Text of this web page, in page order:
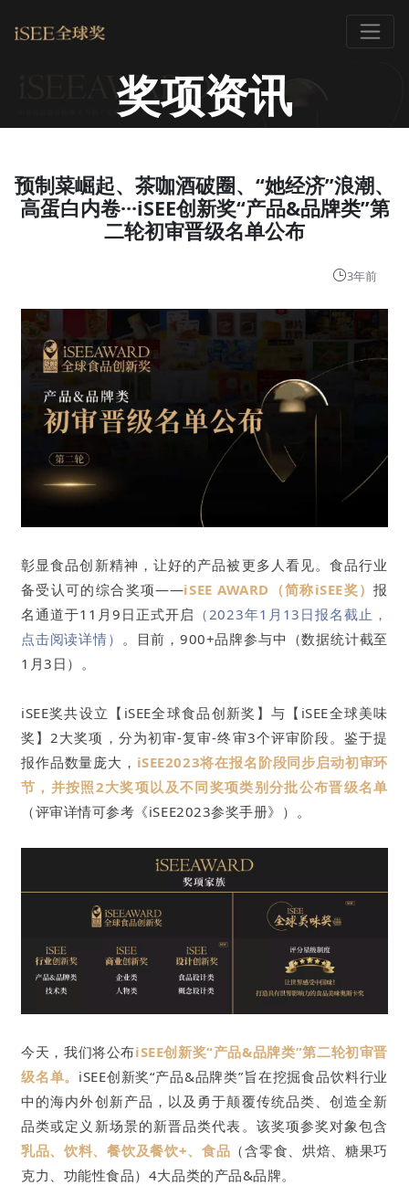
奖项资讯
预制菜崛起、茶咖酒破圈、“她经济”浪潮、
高蛋白内卷···iSEE创新奖“产品&品牌类”第
二轮初审晋级名单公布
3年前
彰显食品创新精神，让好的产品被更多人看见。食品行业
备受认可的综合奖项——iSEE AWARD（简称iSEE奖）报
名通道于11月9日正式开启 （2023年1月13日报名截止，
点击阅读详情） 。目前，900+品牌参与中（数据统计截至
1月3日）。
iSEE奖共设立【iSEE全球食品创新奖】与【iSEE全球美味
奖】2大奖项，分为初审-复审-终审3个评审阶段。鉴于提
报作品数量庞大， iSEE2023将在报名阶段同步启动初审环
节，并按照2大奖项以及不同奖项类别分批公布晋级名单
（评审详情可参考《iSEE2023参奖手册》）。
今天，我们将公布iSEE创新奖“产品&品牌类”第二轮初审晋
级名单。 iSEE创新奖“产品&品牌类”旨在挖掘食品饮料行业
中的海内外创新产品，以及勇于颠覆传统品类、创造全新
品类或定义新场景的新晋品类代表。该奖项参奖对象包含
乳品、饮料、餐饮及餐饮+、食品 （含零食、烘焙、糖果巧
克力、功能性食品）4大品类的产品&品牌。